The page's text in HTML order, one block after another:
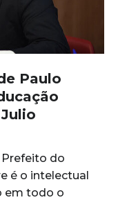
Paulo
Prefeito do
é o intelectual
em todo o